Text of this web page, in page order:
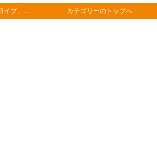
イブ、... カテゴリーのトップへ